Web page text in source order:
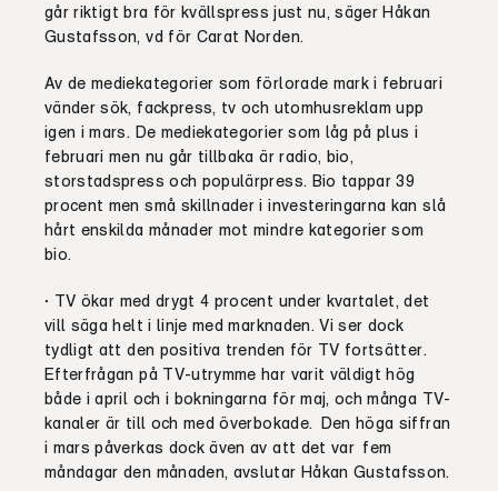
går riktigt bra för kvällspress just nu, säger Håkan
Gustafsson, vd för Carat Norden.
Av de mediekategorier som förlorade mark i februari
vänder sök, fackpress, tv och utomhusreklam upp
igen i mars. De mediekategorier som låg på plus i
februari men nu går tillbaka är radio, bio,
storstadspress och populärpress. Bio tappar 39
procent men små skillnader i investeringarna kan slå
hårt enskilda månader mot mindre kategorier som
bio.
− TV ökar med drygt 4 procent under kvartalet, det
vill säga helt i linje med marknaden. Vi ser dock
tydligt att den positiva trenden för TV fortsätter.
Efterfrågan på TV-utrymme har varit väldigt hög
både i april och i bokningarna för maj, och många TV-
kanaler är till och med överbokade. Den höga siffran
i mars påverkas dock även av att det var fem
måndagar den månaden, avslutar Håkan Gustafsson.